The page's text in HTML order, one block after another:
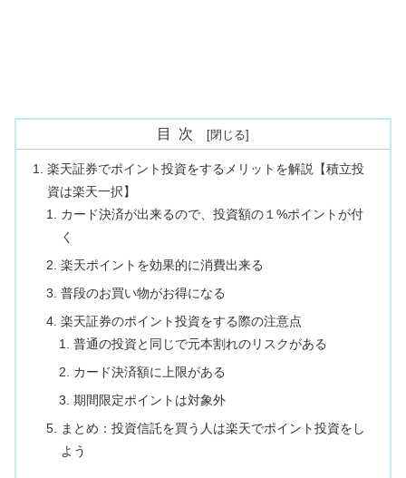
目次
楽天証券でポイント投資をするメリットを解説【積立投
資は楽天一択】
カード決済が出来るので、投資額の１%ポイントが付
く
楽天ポイントを効果的に消費出来る
普段のお買い物がお得になる
楽天証券のポイント投資をする際の注意点
普通の投資と同じで元本割れのリスクがある
カード決済額に上限がある
期間限定ポイントは対象外
まとめ：投資信託を買う人は楽天でポイント投資をし
よう